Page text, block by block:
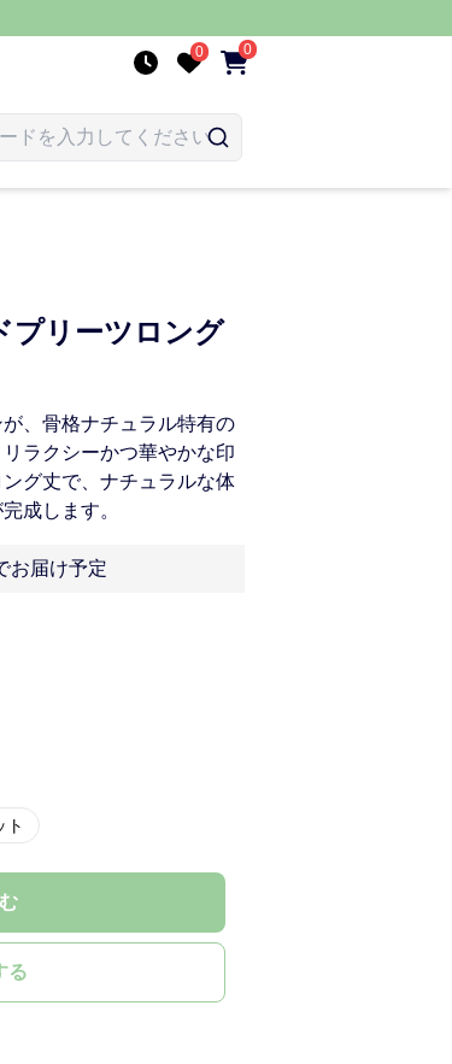
0 0
プリーツロング
、骨格ナチュラル特有の
ラクシーかつ華やかな印
グ丈で、ナチュラルな体
成します。
お届け予定
ト
る